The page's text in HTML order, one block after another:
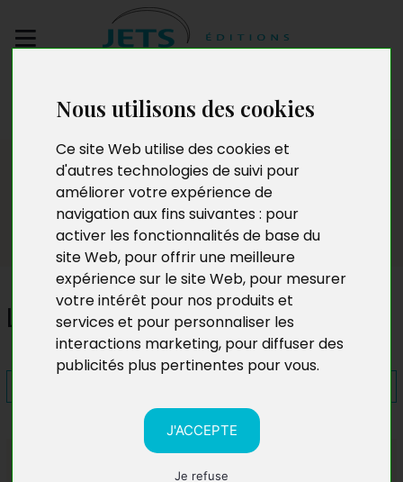
Nous utilisons des cookies
Ce site Web utilise des cookies et
d'autres technologies de suivi pour
améliorer votre expérience de
navigation aux fins suivantes : pour
activer les fonctionnalités de base du
site Web, pour offrir une meilleure
expérience sur le site Web, pour mesurer
votre intérêt pour nos produits et
services et pour personnaliser les
interactions marketing, pour diffuser des
publicités plus pertinentes pour vous.
J'ACCEPTE
Je refuse
manuscrit
Presse
Le Chant des corbeaux